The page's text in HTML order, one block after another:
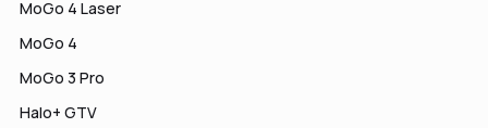
MoGo 4 Laser
MoGo 4
MoGo 3 Pro
Halo+ GTV